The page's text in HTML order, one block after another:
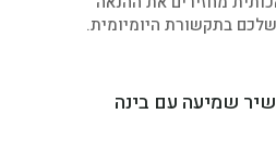
בתקשורת היומיומית.
שמיעה עם בינה